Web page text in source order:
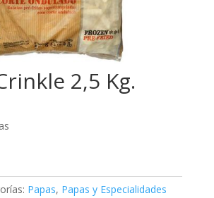
2,5 Kg.
Papas, Papas y Especialidades